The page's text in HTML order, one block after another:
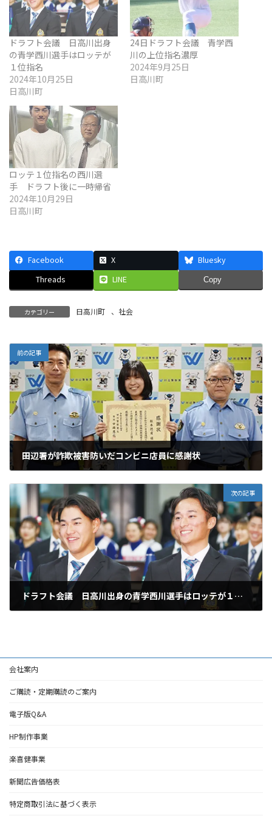
ドラフト会議 日高川出身
の青学西川選手はロッテが
１位指名
2024年10月25日
日高川町
24日ドラフト会議 青学西
川の上位指名濃厚
2024年9月25日
日高川町
ロッテ１位指名の西川選
手 ドラフト後に一時帰省
2024年10月29日
日高川町
Facebook X
Bluesky
Threads
LINE Copy
カテゴリー 日高川町 、 社会
前の記事
田辺署が詐欺被害防いだコンビニ店員に感謝状
次の記事
ドラフト会議 日高川出身の青学西川選手はロッテが１位指名
会社案内
ご購読・定期購読のご案内
電子版Q&A
HP制作事業
楽喜健事業
新聞広告価格表
特定商取引法に基づく表示